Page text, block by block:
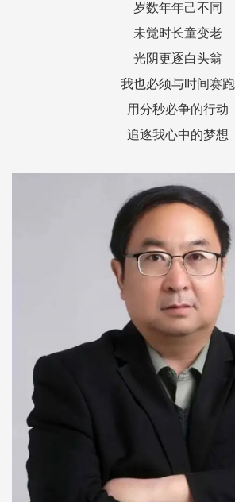
岁数年年己不同
未觉时长童变老
光阴更逐白头翁
我也必须与时间赛跑
用分秒必争的行动
追逐我心中的梦想